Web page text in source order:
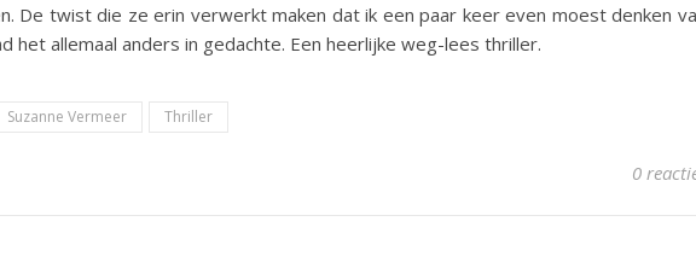
De twist die ze erin verwerkt maken dat ik een paar keer even moest denken
het allemaal anders in gedachte. Een heerlijke weg-lees thriller.
Suzanne Vermeer Thriller
0